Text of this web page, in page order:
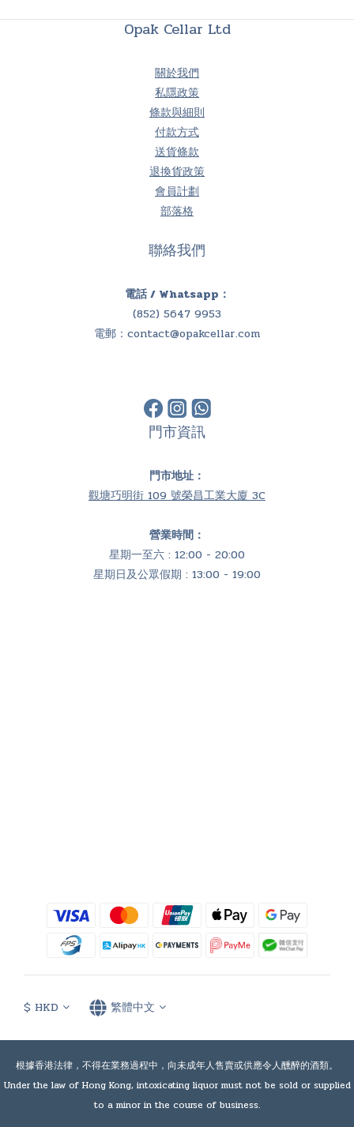
Opak Cellar Ltd
關於我們
私隱政策
條款與細則
付款方式
送貨條款
退換貨政策
會員計劃
部落格
聯絡我們
電話 / Whatsapp：
(852) 5647 9953
電郵： contact@opakcellar.com
門市資訊
門市地址：
觀塘巧明街 109 號榮昌工業大廈 3C
營業時間：
星期一至六 : 12:00 - 20:00
星期日及公眾假期 : 13:00 - 19:00
$ HKD 繁體中文
根據香港法律，不得在業務過程中，向未成年人售賣或供應令人醺醉的酒類。
Under the law of Hong Kong, intoxicating liquor must not be sold or supplied
to a minor in the course of business.